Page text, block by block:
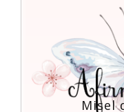
Misel